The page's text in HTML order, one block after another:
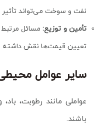
نفت و سوخت می‌تواند تأثیر
تأمین و توزیع: مسائل
تعیین قیمت‌ها نقش داشته
سایر عوامل
عواملی مانند رطوبت،
باشند.